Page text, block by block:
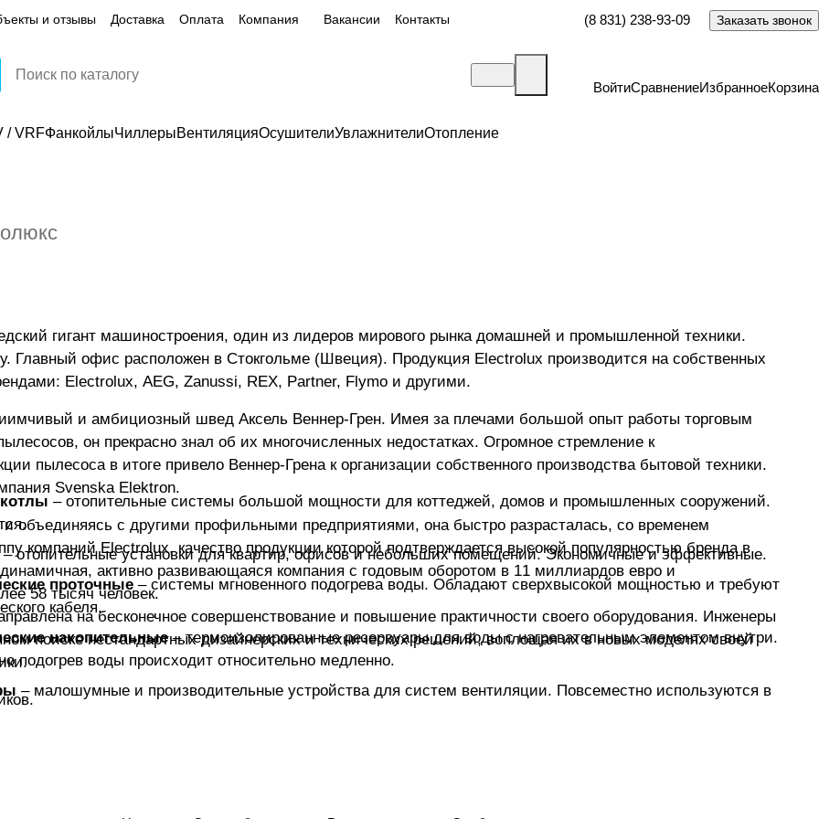
и отзывы Доставка Оплата Компания Вакансии Контакты (8 831) 238-93-09 Заказать звонок
ВойтиСравнениеИзбранноеКорзина
/ VRFФанкойлыЧиллерыВентиляцияОсушителиУвлажнителиОтопление
гигант машиностроения, один из лидеров мирового рынка домашней и промышленной техники.
Главный офис расположен в Стокгольме (Швеция). Продукция Electrolux производится на собственных
Electrolux, AEG, Zanussi, REX, Partner, Flymo и другими.
и амбициозный швед Аксель Веннер-Грен. Имея за плечами большой опыт работы торговым
он прекрасно знал об их многочисленных недостатках. Огромное стремление к
пылесоса в итоге привело Веннер-Грена к организации собственного производства бытовой техники.
Svenska Elektron.
и объединяясь с другими профильными предприятиями, она быстро разрасталась, со временем
компаний Electrolux, качество продукции которой подтверждается высокой популярностью бренда в
активно развивающаяся компания с годовым оборотом в 11 миллиардов евро и
58 тысяч человек.
– отопительные системы большой мощности для коттеджей, домов и промышленных сооружений.
– отопительные установки для квартир, офисов и небольших помещений. Экономичные и эффективные.
проточные – системы мгновенного подогрева воды. Обладают сверхвысокой мощностью и требуют
кабеля.
накопительные– термоизолированные резервуары для воды с нагревательным элементом внутри.
подогрев воды происходит относительно медленно.
– малошумные и производительные устройства для систем вентиляции. Повсеместно используются в
на бесконечное совершенствование и повышение практичности своего оборудования. Инженеры
поиске нестандартных дизайнерских и технических решений, воплощая их в новых моделях своей